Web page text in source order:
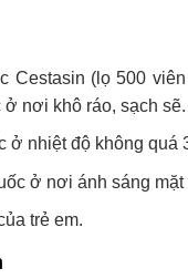
Cestasin (lọ 500
ở nơi khô ráo, sạch sẽ.
ở nhiệt độ không quá
ở nơi ánh sáng
trẻ em.